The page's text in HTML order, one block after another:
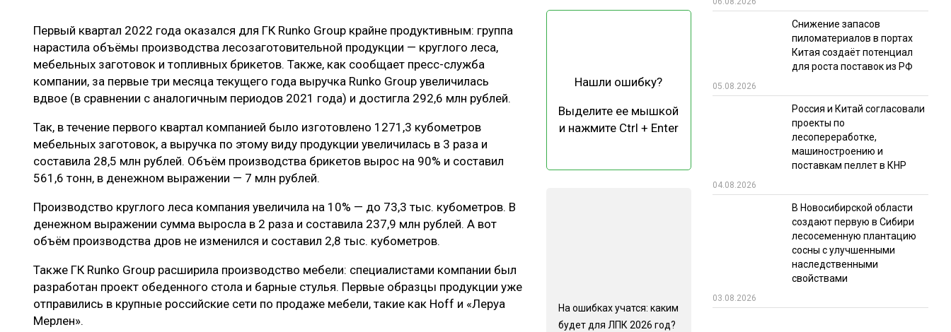
ЛОГИСТИКА
ПРОИЗВОДСТВО ДРЕВЕСНЫХ ПЛИТ
ЦБП
МЕБЕЛЬНОЕ ПРОИЗВОДСТВО ТЕХНОЛОГИИ
ОТРАСЛЕВАЯ ДИСКУССИЯ
ЭКСПЕРТНОЕ МНЕНИЕ
КАЛЕНДАРЬ ВЫСТАВОК ИТОГИ МЕРОПРИЯТИЙ
Первый квартал 2022 года оказался для ГК Runko Group крайне продуктивным: группа
нарастила объёмы производства лесозаготовительной продукции — круглого леса,
мебельных заготовок и топливных брикетов. Также, как сообщает пресс-служба
компании, за первые три месяца текущего года выручка Runko Group увеличилась
вдвое (в сравнении с аналогичным периодов 2021 года) и достигла 292,6 млн рублей.
Так, в течение первого квартал компанией было изготовлено 1271,3 кубометров
мебельных заготовок, а выручка по этому виду продукции увеличилась в 3 раза и
составила 28,5 млн рублей. Объём производства брикетов вырос на 90% и составил
561,6 тонн, в денежном выражении — 7 млн рублей.
Производство круглого леса компания увеличила на 10% — до 73,3 тыс. кубометров. В
денежном выражении сумма выросла в 2 раза и составила 237,9 млн рублей. А вот
объём производства дров не изменился и составил 2,8 тыс. кубометров.
Также ГК Runko Group расширила производство мебели: специалистами компании был
разработан проект обеденного стола и барные стулья. Первые образцы продукции уже
отправились в крупные российские сети по продаже мебели, такие как Hoff и «Леруа
Мерлен».
Нашли ошибку?
Выделите ее мышкой
и нажмите Ctrl + Enter
На ошибках учатся: каким
будет для ЛПК 2026 год?
Снижение запасов
пиломатериалов в портах
Китая создаёт потенциал
для роста поставок из РФ
05.08.2026
Россия и Китай согласовали
проекты по
лесопереработке,
машиностроению и
поставкам пеллет в КНР
04.08.2026
В Новосибирской области
создают первую в Сибири
лесосеменную плантацию
сосны с улучшенными
наследственными
свойствами
03.08.2026